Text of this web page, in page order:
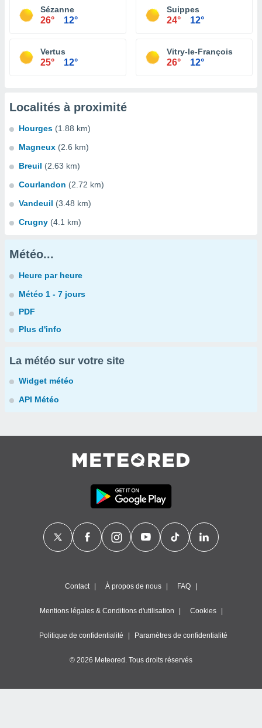
Sézanne
26° 12°
Suippes
24° 12°
Vertus
25° 12°
Vitry-le-François
26° 12°
Localités à proximité
Hourges (1.88 km)
Magneux (2.6 km)
Breuil (2.63 km)
Courlandon (2.72 km)
Vandeuil (3.48 km)
Crugny (4.1 km)
Météo...
Heure par heure
Météo 1 - 7 jours
PDF
Plus d'info
La météo sur votre site
Widget météo
API Météo
Contact À propos de nous FAQ
Mentions légales & Conditions d'utilisation Cookies
Politique de confidentialité Paramètres de confidentialité
© 2026 Meteored. Tous droits réservés